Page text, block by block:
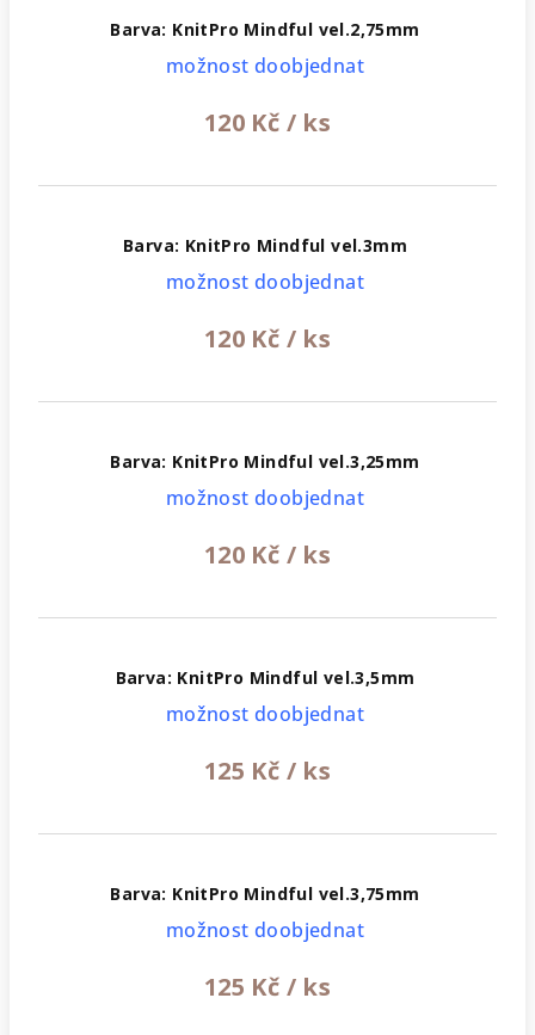
Barva: KnitPro Mindful vel.2,75mm
možnost doobjednat
120 Kč / ks
Barva: KnitPro Mindful vel.3mm
možnost doobjednat
120 Kč / ks
Barva: KnitPro Mindful vel.3,25mm
možnost doobjednat
120 Kč / ks
Barva: KnitPro Mindful vel.3,5mm
možnost doobjednat
125 Kč / ks
Barva: KnitPro Mindful vel.3,75mm
možnost doobjednat
125 Kč / ks